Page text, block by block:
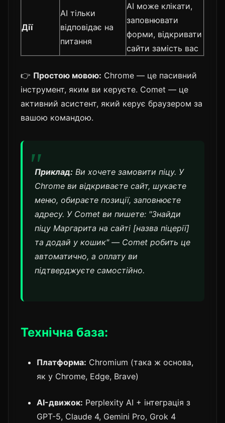
Дії
AI тільки
відповідає на
питання
AI може клікати,
заповнювати
форми, відкривати
сайти замість вас
👉 Простою мовою: Chrome — це пасивний
інструмент, яким ви керуєте. Comet — це
активний асистент, який керує браузером за
вашою командою.
Приклад: Ви хочете замовити піцу. У
Chrome ви відкриваєте сайт, шукаєте
меню, обираєте позиції, заповнюєте
адресу. У Comet ви пишете: "Знайди
піцу Маргарита на сайті [назва піцерії]
та додай у кошик" — Comet робить це
автоматично, а оплату ви
підтверджуєте самостійно.
Технічна база:
Платформа: Chromium (така ж основа,
як у Chrome, Edge, Brave)
AI-движок: Perplexity AI + інтеграція з
GPT-5, Claude 4, Gemini Pro, Grok 4